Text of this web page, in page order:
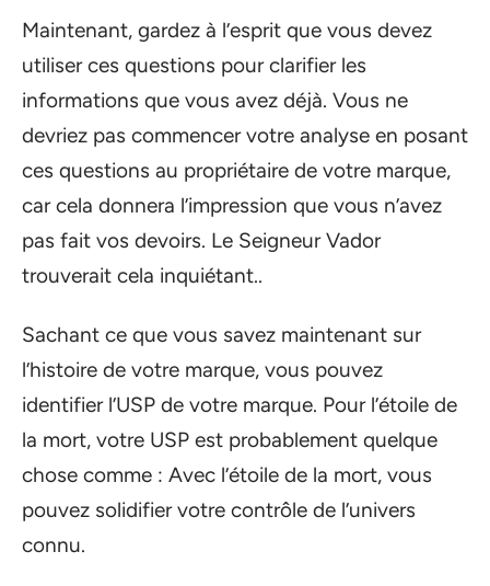
Maintenant, gardez à l’esprit que vous devez
utiliser ces questions pour clarifier les
informations que vous avez déjà. Vous ne
devriez pas commencer votre analyse en posant
ces questions au propriétaire de votre marque,
car cela donnera l’impression que vous n’avez
pas fait vos devoirs. Le Seigneur Vador
trouverait cela inquiétant..
Sachant ce que vous savez maintenant sur
l’histoire de votre marque, vous pouvez
identifier l’USP de votre marque. Pour l’étoile de
la mort, votre USP est probablement quelque
chose comme : Avec l’étoile de la mort, vous
pouvez solidifier votre contrôle de l’univers
connu.